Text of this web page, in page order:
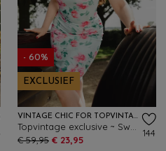
- 60%
EXCLUSIEF
VINTAGE CHIC FOR TOPVINTAGE
€ 59,95 € 23,95
144